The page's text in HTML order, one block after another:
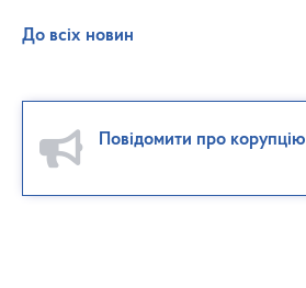
До всіх новин
Повідомити про корупцію